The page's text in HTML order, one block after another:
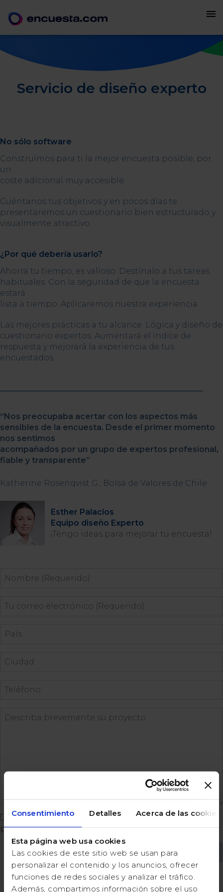
Consentimiento Detalles Acerca de las cookies
Esta página web usa cookies
Las cookies de este sitio web se usan para
personalizar el contenido y los anuncios, ofrecer
funciones de redes sociales y analizar el tráfico.
Además, compartimos información sobre el uso
menu
Servicio de diseño experto
No sólo software
Construimos para ti la mejor encuesta posible, por
un
coste adicional muy accesible.
Cuéntanos tus objetivos y en pocos días te
presentaremos un cuestionario bien estructurado y
visualmente atractivo.
¿Por qué debería usarlo?
Ahorra tu tiempo, es valioso. Destínalo a tus tareas
habituales. Con la seguridad de que la encuesta
estará
lista a tiempo. Aplicaremos nuestra experiencia
Las mejores prácticas a tu alcance. Lógica y diseño de
cuestionario expertos. Aumentará el índice de
respuesta y mejorará la experiencia de tus
encuestados.
“Nos preocupaba acertar con los aspectos más
sensibles de la encuesta. Desde el primer momento
nos sentimos
acompañados por un grupo de expertos profesional,
fiable y transparente”
Katherine Rosenqvist G., Bolsa de Valores de Chile
Esther Palacios
Equipo diseño Experto
¡Tengo ideas para mejorar tu encuesta!
He leído y acepto lascondiciones de uso ypolítica
privacidad.
ENVIAR